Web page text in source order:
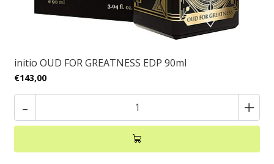
initio OUD FOR GREATNESS EDP 90ml
€143,00
- +